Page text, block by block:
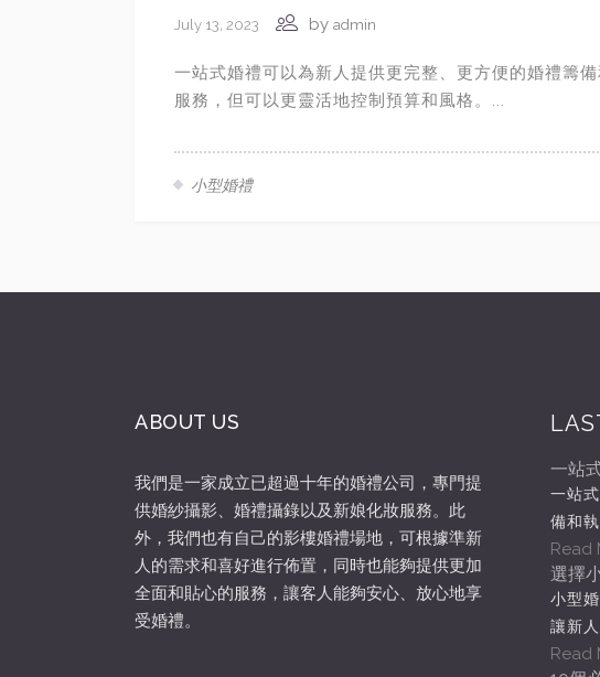
July 13, 2023 by admin
一站式婚禮可以為新人提供更完整、更方便的婚禮籌
服務，但可以更靈活地控制預算和風格。...
小型婚禮
ABOUT US
我們是一家成立已超過十年的婚禮公司，專門提
供婚紗攝影、婚禮攝錄以及新娘化妝服務。此
外，我們也有自己的影樓婚禮場地，可根據準新
人的需求和喜好進行佈置，同時也能夠提供更加
全面和貼心的服務，讓客人能夠安心、放心地享
受婚禮。
一站
一站
備和
Read
選擇
小型
讓新
Read